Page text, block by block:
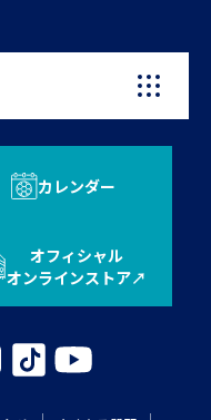
カレンダー
オフィシャル
オンラインストア